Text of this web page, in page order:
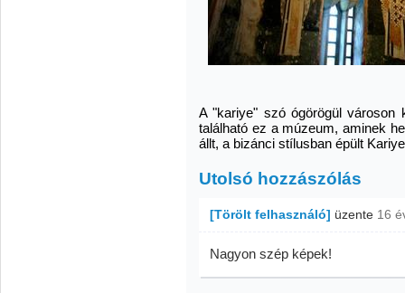
A "kariye" szó ógörögül városon
található ez a múzeum, aminek
állt, a bizánci stílusban épült
Utolsó hozzászólás
[Törölt felhasználó] üzente 16
Nagyon szép képek!